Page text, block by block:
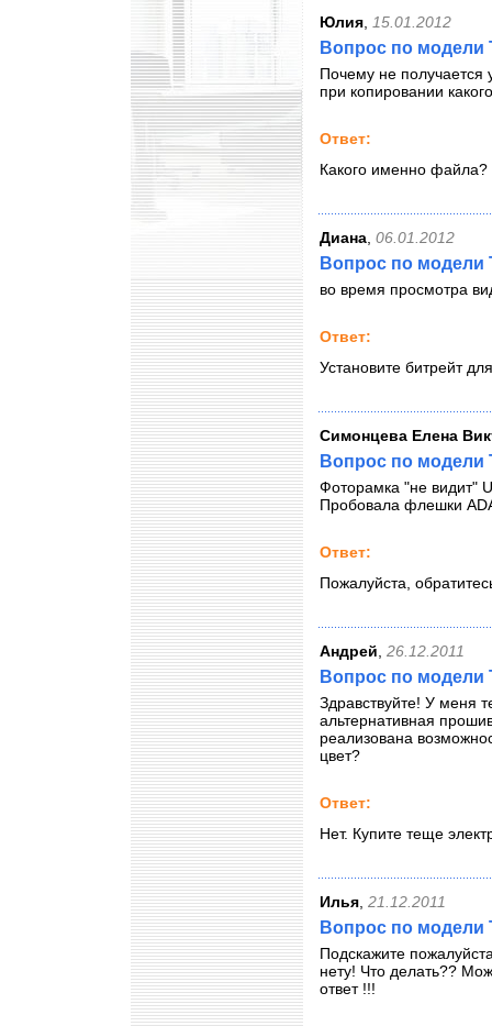
Юлия, 15.01.2012
Вопрос по модели
Почему не получается
при копировании
Ответ:
Какого именно файла?
Диана, 06.01.2012
Вопрос по модели
во время просмотра
Ответ:
Установите битрейт
Симонцева Елена
Вопрос по модели
Фоторамка "не видит"
Пробовала флешки
Ответ:
Пожалуйста,
Андрей 26.12.2011
Вопрос по модели
Здравствуйте! У меня
альтернативная
реализована
цвет?
Ответ:
Нет. Купите теще
Илья, 21.12.2011
Вопрос по модели
Подскажите
нету! Что делать??
ответ !!!